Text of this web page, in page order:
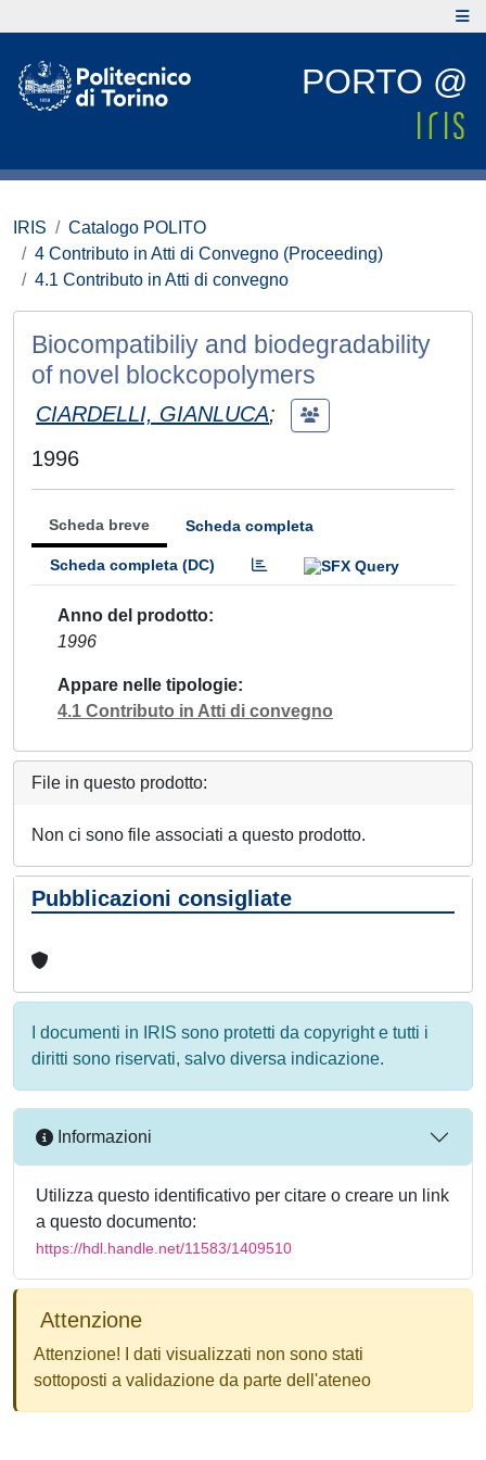
PORTO @
IRIS
Catalogo POLITO
4 Contributo in Atti di Convegno (Proceeding)
4.1 Contributo in Atti di convegno
Biocompatibiliy and biodegradability
of novel blockcopolymers
CIARDELLI, GIANLUCA;
1996
Scheda breve Scheda completa
Scheda completa (DC)
Anno del prodotto
1996
Appare nelle tipologie
4.1 Contributo in Atti di convegno
File in questo prodotto:
Non ci sono file associati a questo prodotto.
Pubblicazioni consigliate
I documenti in IRIS sono protetti da copyright e tutti i
diritti sono riservati, salvo diversa indicazione.
Informazioni
Utilizza questo identificativo per citare o creare un link
a questo documento:
https://hdl.handle.net/11583/1409510
Attenzione
Attenzione! I dati visualizzati non sono stati
sottoposti a validazione da parte dell'ateneo